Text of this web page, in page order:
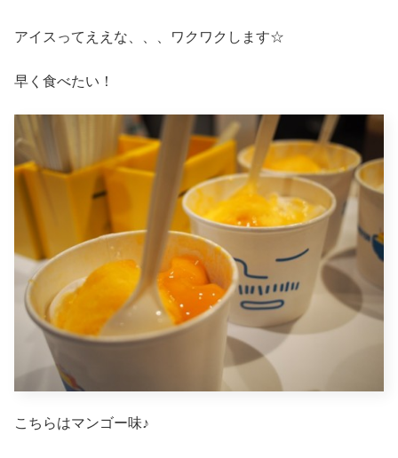
アイスってええな、、、ワクワクします☆
早く食べたい！
こちらはマンゴー味♪